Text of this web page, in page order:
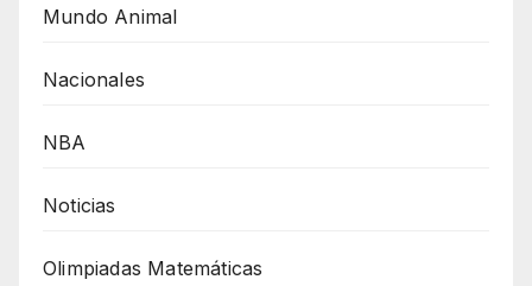
Mundo Animal
Nacionales
NBA
Noticias
Olimpiadas Matemáticas